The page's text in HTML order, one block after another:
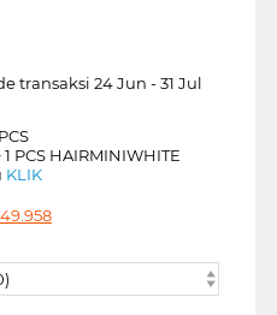
transaksi 24 Jun - 31 Jul
PCS HAIRMINIWHITE
KLIK